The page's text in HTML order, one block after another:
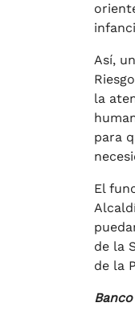
Así,
la
para
El
de la
de la